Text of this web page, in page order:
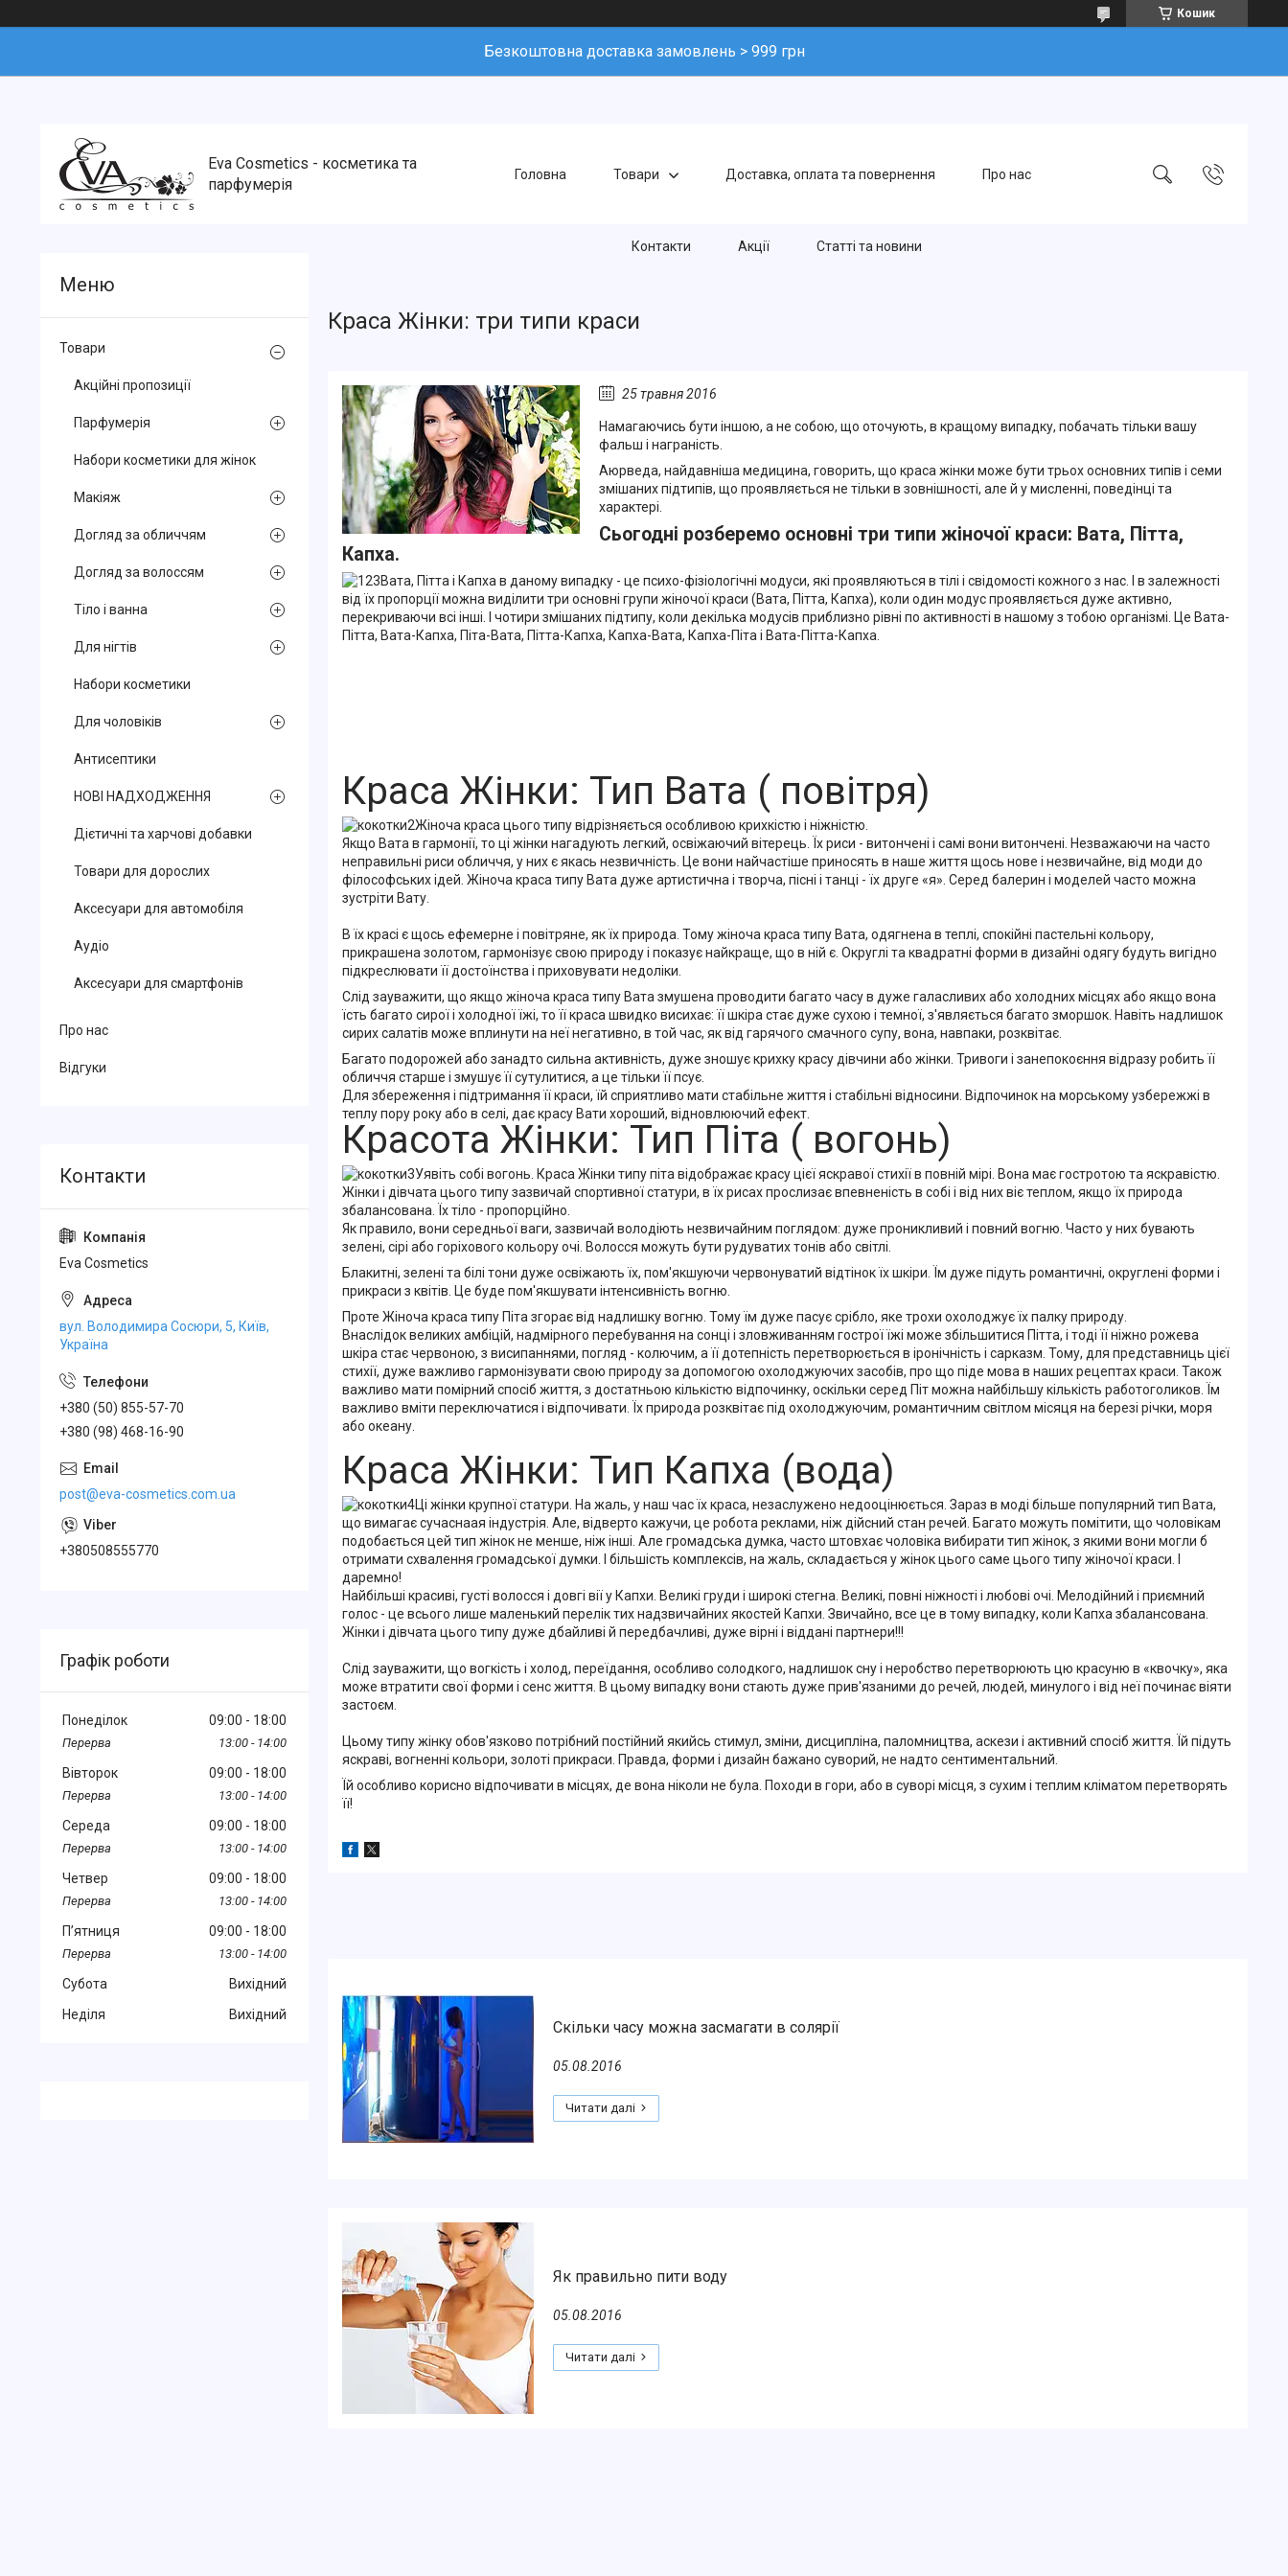
Кошик
Безкоштовна доставка замовлень > 999 грн
Eva Cosmetics - косметика та
парфумерія
Головна Товари Доставка, оплата та повернення Про нас
Контакти Акції Статті та новини
Краса Жінки: три типи краси
25 травня 2016
Намагаючись бути іншою, а не собою, що оточують, в кращому випадку, побачать тільки вашу
фальш і награність.
Аюрведа, найдавніша медицина, говорить, що краса жінки може бути трьох основних типів і семи
змішаних підтипів, що проявляється не тільки в зовнішності, але й у мисленні, поведінці та
характері.
Сьогодні розберемо основні три типи жіночої краси: Вата, Пітта,
Капха.
Вата, Пітта і Капха в даному випадку - це психо-фізіологічні модуси, які проявляються в тілі і свідомості кожного з нас. І в залежності
від їх пропорції можна виділити три основні групи жіночої краси (Вата, Пітта, Капха), коли один модус проявляється дуже активно,
перекриваючи всі інші. І чотири змішаних підтипу, коли декілька модусів приблизно рівні по активності в нашому з тобою організмі. Це Вата-
Пітта, Вата-Капха, Піта-Вата, Пітта-Капха, Капха-Вата, Капха-Піта і Вата-Пітта-Капха.
Краса Жінки: Тип Вата ( повітря)
Жіноча краса цього типу відрізняється особливою крихкістю і ніжністю.
Якщо Вата в гармонії, то ці жінки нагадують легкий, освіжаючий вітерець. Їх риси - витончені і самі вони витончені. Незважаючи на часто
неправильні риси обличчя, у них є якась незвичність. Це вони найчастіше приносять в наше життя щось нове і незвичайне, від моди до
філософських ідей. Жіноча краса типу Вата дуже артистична і творча, пісні і танці - їх друге «я». Серед балерин і моделей часто можна
зустріти Вату.
В їх красі є щось ефемерне і повітряне, як їх природа. Тому жіноча краса типу Вата, одягнена в теплі, спокійні пастельні кольору,
прикрашена золотом, гармонізує свою природу і показує найкраще, що в ній є. Округлі та квадратні форми в дизайні одягу будуть вигідно
підкреслювати її достоїнства і приховувати недоліки.
Слід зауважити, що якщо жіноча краса типу Вата змушена проводити багато часу в дуже галасливих або холодних місцях або якщо вона
їсть багато сирої і холодної їжі, то її краса швидко висихає: її шкіра стає дуже сухою і темної, з'являється багато зморшок. Навіть надлишок
сирих салатів може вплинути на неї негативно, в той час, як від гарячого смачного супу, вона, навпаки, розквітає.
Багато подорожей або занадто сильна активність, дуже зношує крихку красу дівчини або жінки. Тривоги і занепокоєння відразу робить її
обличчя старше і змушує її сутулитися, а це тільки її псує.
Для збереження і підтримання її краси, їй сприятливо мати стабільне життя і стабільні відносини. Відпочинок на морському узбережжі в
теплу пору року або в селі, дає красу Вати хороший, відновлюючий ефект.
Красота Жінки: Тип Піта ( вогонь)
Уявіть собі вогонь. Краса Жінки типу піта відображає красу цієї яскравої стихії в повній мірі. Вона має гостротою та яскравістю.
Жінки і дівчата цього типу зазвичай спортивної статури, в їх рисах прослизає впевненість в собі і від них віє теплом, якщо їх природа
збалансована. Їх тіло - пропорційно.
Як правило, вони середньої ваги, зазвичай володіють незвичайним поглядом: дуже проникливий і повний вогню. Часто у них бувають
зелені, сірі або горіхового кольору очі. Волосся можуть бути рудуватих тонів або світлі.
Блакитні, зелені та білі тони дуже освіжають їх, пом'якшуючи червонуватий відтінок їх шкіри. Їм дуже підуть романтичні, округлені форми і
прикраси з квітів. Це буде пом'якшувати інтенсивність вогню.
Проте Жіноча краса типу Піта згорає від надлишку вогню. Тому їм дуже пасує срібло, яке трохи охолоджує їх палку природу.
Внаслідок великих амбіцій, надмірного перебування на сонці і зловживанням гострої їжі може збільшитися Пітта, і тоді її ніжно рожева
шкіра стає червоною, з висипаннями, погляд - колючим, а її дотепність перетворюється в іронічність і сарказм. Тому, для представниць цієї
стихії, дуже важливо гармонізувати свою природу за допомогою охолоджуючих засобів, про що піде мова в наших рецептах краси. Також
важливо мати помірний спосіб життя, з достатньою кількістю відпочинку, оскільки серед Піт можна найбільшу кількість работоголиков. Їм
важливо вміти переключатися і відпочивати. Їх природа розквітає під охолоджуючим, романтичним світлом місяця на березі річки, моря
або океану.
Краса Жінки: Тип Капха (вода)
Ці жінки крупної статури. На жаль, у наш час їх краса, незаслужено недооцінюється. Зараз в моді більше популярний тип Вата,
що вимагає сучаснаая індустрія. Але, відверто кажучи, це робота реклами, ніж дійсний стан речей. Багато можуть помітити, що чоловікам
подобається цей тип жінок не менше, ніж інші. Але громадська думка, часто штовхає чоловіка вибирати тип жінок, з якими вони могли б
отримати схвалення громадської думки. І більшість комплексів, на жаль, складається у жінок цього саме цього типу жіночої краси. І
даремно!
Найбільші красиві, густі волосся і довгі вії у Капхи. Великі груди і широкі стегна. Великі, повні ніжності і любові очі. Мелодійний і приємний
голос - це всього лише маленький перелік тих надзвичайних якостей Капхи. Звичайно, все це в тому випадку, коли Капха збалансована.
Жінки і дівчата цього типу дуже дбайливі й передбачливі, дуже вірні і віддані партнери!!!
Слід зауважити, що вогкість і холод, переїдання, особливо солодкого, надлишок сну і неробство перетворюють цю красуню в «квочку», яка
може втратити свої форми і сенс життя. В цьому випадку вони стають дуже прив'язаними до речей, людей, минулого і від неї починає віяти
застоєм.
Цьому типу жінку обов'язково потрібний постійний якийсь стимул, зміни, дисципліна, паломництва, аскези і активний спосіб життя. Їй підуть
яскраві, вогненні кольори, золоті прикраси. Правда, форми і дизайн бажано суворий, не надто сентиментальний.
Їй особливо корисно відпочивати в місцях, де вона ніколи не була. Походи в гори, або в суворі місця, з сухим і теплим кліматом перетворять
її!
Скільки часу можна засмагати в солярії
05.08.2016
Як правильно пити воду
05.08.2016
Товари
Акційні пропозиції
Парфумерія
Набори косметики для жінок
Макіяж
Догляд за обличчям
Догляд за волоссям
Тіло і ванна
Для нігтів
Набори косметики
Для чоловіків
Антисептики
НОВІ НАДХОДЖЕННЯ
Дієтичні та харчові добавки
Товари для дорослих
Аксесуари для автомобіля
Аудіо
Аксесуари для смартфонів
Про нас
Відгуки
Eva Cosmetics
вул. Володимира Сосюри, 5, Київ,
Україна
+380 (50) 855-57-70
+380 (98) 468-16-90
post@eva-cosmetics.com.ua
+380508555770
Графік роботи
Понеділок 09:00 18:00
13:00 14:00
Вівторок 09:00 18:00
13:00 14:00
Середа 09:00 18:00
13:00 14:00
Четвер 09:00 18:00
13:00 14:00
Пʼятниця 09:00 18:00
13:00 14:00
Субота
Вихідний
Неділя
Вихідний